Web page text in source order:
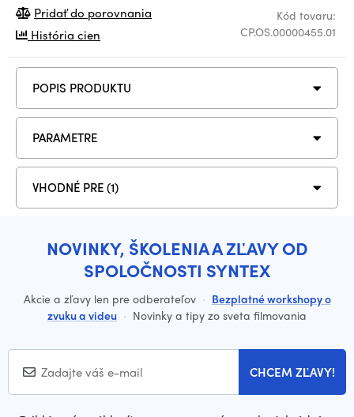
Kód tovaru:
CP.OS.00000455.01
Pridať do porovnania
História cien
POPIS PRODUKTU
PARAMETRE
VHODNÉ PRE (1)
NOVINKY, ŠKOLENIA A ZĽAVY OD
SPOLOČNOSTI SYNTEX
Akcie a zľavy len pre odberateľov · Bezplatné workshopy o
zvuku a videu · Novinky a tipy zo sveta filmovania
CHCEM ZĽAVY!